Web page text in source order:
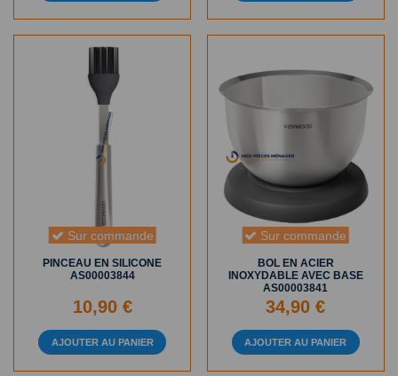
Sur commande
PINCEAU EN SILICONE
AS00003844
10,90 €
AJOUTER AU PANIER
Sur commande
BOL EN ACIER
INOXYDABLE AVEC BASE
AS00003841
34,90 €
AJOUTER AU PANIER